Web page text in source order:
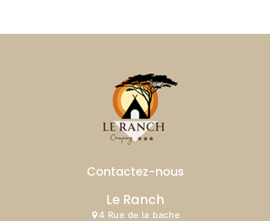
Contactez-nous
Le Ranch
4 Rue de la bache